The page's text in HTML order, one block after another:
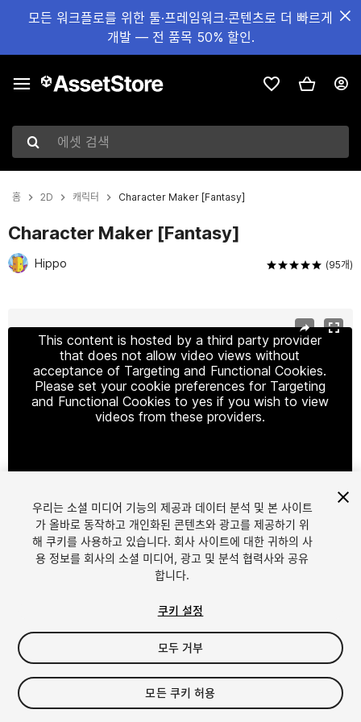
모든 워크플로를 위한 툴·프레임워크·콘텐츠로 더 빠르게
개발 — 전 품목 50% 할인.
에셋 검색
홈 2D 캐릭터 Character Maker [Fantasy]
Character Maker [Fantasy]
Hippo (95개)
This content is hosted by a third party provider
that does not allow video views without
acceptance of Targeting and Functional Cookies.
Please set your cookie preferences for Targeting
and Functional Cookies to yes if you wish to view
videos from these providers.
1/19
$9.95 $19.90
-50%
세금/부가세는 결제 시 반영됩니다.
우리는 소셜 미디어 기능의 제공과 데이터 분석 및 본 사이트
가 올바로 동작하고 개인화된 콘텐츠와 광고를 제공하기 위
해 쿠키를 사용하고 있습니다. 회사 사이트에 대한 귀하의 사
용 정보를 회사의 소셜 미디어, 광고 및 분석 협력사와 공유
합니다.
쿠키 설정
모두 거부
모든 쿠키 허용